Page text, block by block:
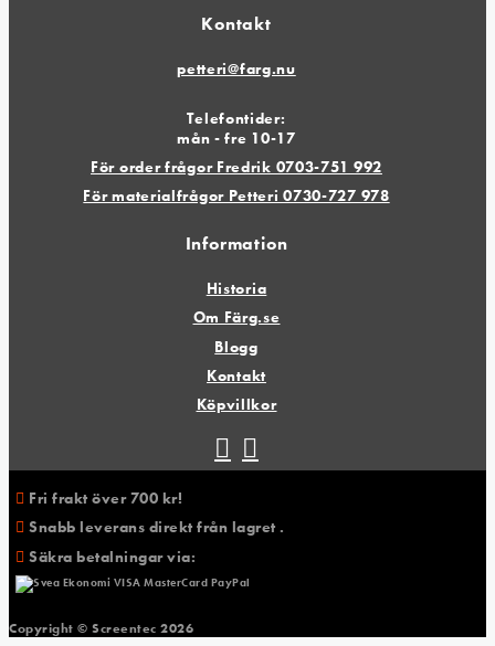
Kontakt
petteri@farg.nu
Telefontider:
mån - fre 10-17
För order frågor Fredrik 0703-751 992
För materialfrågor Petteri 0730-727 978
Information
Historia
Om Färg.se
Blogg
Kontakt
Köpvillkor
Fri frakt över 700 kr!
Snabb leverans direkt från lagret .
Säkra betalningar via:
Copyright © Screentec 2026